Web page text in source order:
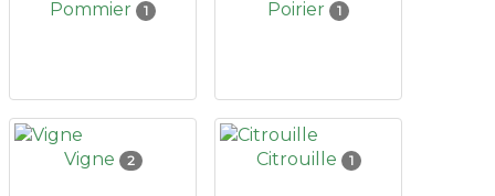
Pommier 1 Poirier 1
Vigne 2 Citrouille 1